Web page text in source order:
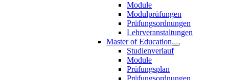
Module
Modulprüfungen
Prüfungsordnungen
Lehrveranstaltungen
Master of Education
Studienverlauf
Module
Prüfungsplan
Prüfungsordnungen